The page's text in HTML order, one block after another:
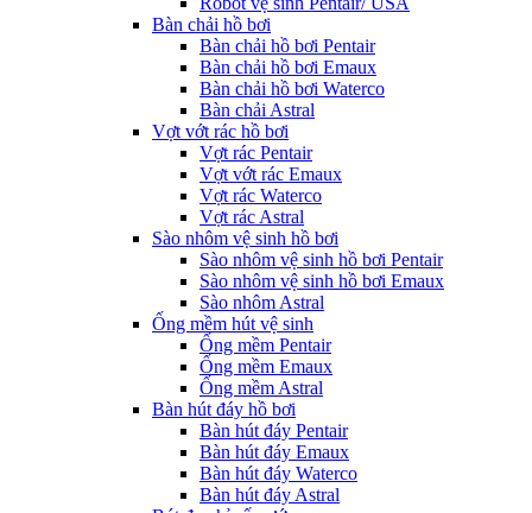
Bàn chải hồ bơi
Bàn chải hồ bơi Pentair
Bàn chải hồ bơi Emaux
Bàn chải hồ bơi Waterco
Bàn chải Astral
Vợt vớt rác hồ bơi
Vợt rác Pentair
Vợt vớt rác Emaux
Vợt rác Waterco
Vợt rác Astral
Sào nhôm vệ sinh hồ bơi
Sào nhôm vệ sinh hồ bơi Pentair
Sào nhôm vệ sinh hồ bơi Emaux
Sào nhôm Astral
Ống mềm hút vệ sinh
Ống mềm Pentair
Ống mềm Emaux
Ống mềm Astral
Bàn hút đáy hồ bơi
Bàn hút đáy Pentair
Bàn hút đáy Emaux
Bàn hút đáy Waterco
Bàn hút đáy Astral